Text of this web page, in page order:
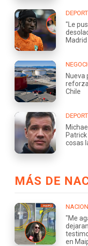
"Le
Nueva
Chile
cosas
MÁS DE
"Me
en